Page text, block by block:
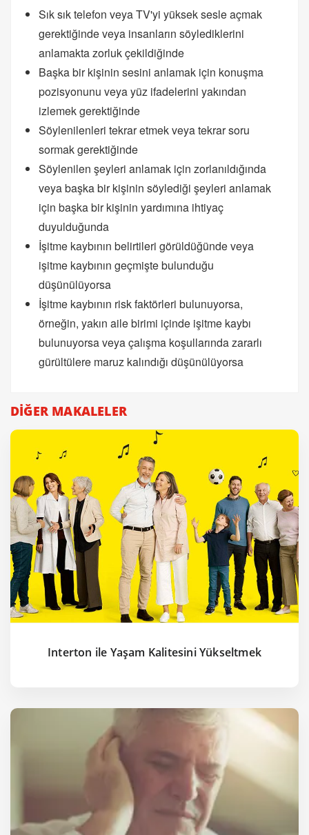
Sık sık telefon veya TV'yi yüksek sesle açmak
gerektiğinde veya insanların söylediklerini
anlamakta zorluk çekildiğinde
Başka bir kişinin sesini anlamak için konuşma
pozisyonunu veya yüz ifadelerini yakından
izlemek gerektiğinde
Söylenilenleri tekrar etmek veya tekrar soru
sormak gerektiğinde
Söylenilen şeyleri anlamak için zorlanıldığında
veya başka bir kişinin söylediği şeyleri anlamak
için başka bir kişinin yardımına ihtiyaç
duyulduğunda
İşitme kaybının belirtileri görüldüğünde veya
işitme kaybının geçmişte bulunduğu
düşünülüyorsa
İşitme kaybının risk faktörleri bulunuyorsa,
örneğin, yakın aile birimi içinde işitme kaybı
bulunuyorsa veya çalışma koşullarında zararlı
gürültülere maruz kalındığı düşünülüyorsa
DİĞER MAKALELER
Interton ile Yaşam Kalitesini Yükseltmek